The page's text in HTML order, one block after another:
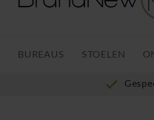
BUREAUS STOELEN